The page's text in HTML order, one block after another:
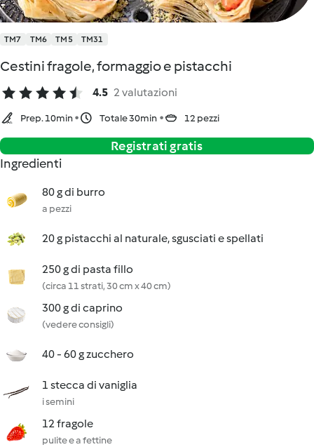
TM7 TM6 TM5 TM31
Cestini fragole, formaggio e pistacchi
4.5 2 valutazioni
Prep. 10min Totale 30min 12 pezzi
Registrati gratis
Ingredienti
80 g di burro
a pezzi
20 g pistacchi al naturale, sgusciati e spellati
250 g di pasta fillo
(circa 11 strati, 30 cm x 40 cm)
300 g di caprino
(vedere consigli)
40 - 60 g zucchero
1 stecca di vaniglia
i semini
12 fragole
pulite e a fettine